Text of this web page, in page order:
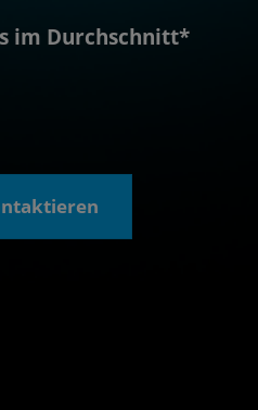
im Durchschnitt*